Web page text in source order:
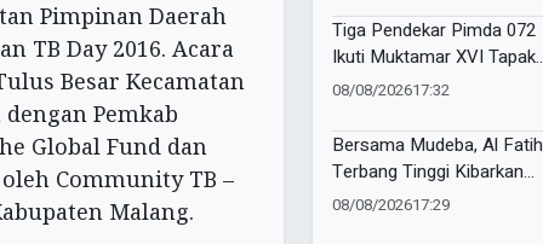
Pimpinan Daerah
TB Day 2016. Acara
Besar Kecamatan
Pemkab
Global Fund dan
Community TB –
Malang.
Suci
Tiga Pendekar Pimda 072
Ikuti Muktamar XVI Tapak
Suci di Semarang, Bawa
08/08/202617:32
Bersama Mudeba, Al Fatih
Terbang Tinggi Kibarkan
Giant Flag di Langit Kota
08/08/202617:29